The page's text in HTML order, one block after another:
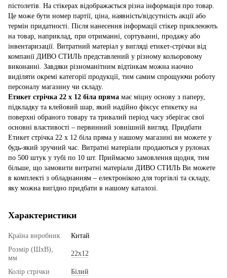
пістолетів. На стікерах відображається різна інформація про товар.
Це може бути номер партії, ціна, наявність/відсутність акції або
термін придатності. Після нанесення інформації стікер приклеюють
на товар, наприклад, при отриманні, сортуванні, продажу або
інвентаризації. Витратний матеріал у вигляді етикет-стрічки від
компанії ДИВО СТИЛЬ представлений у різному кольоровому
виконанні. Завдяки різноманітним відтінкам можна наочно
виділяти окремі категорії продукції, тим самим спрощуючи роботу
персоналу магазину чи складу.
Етикет стрічка 22 х 12 біла пряма має міцну основу з паперу,
підкладку та клейовий шар, який надійно фіксує етикетку на
поверхні обраного товару та тривалий період часу зберігає свої
основні властивості – первинний зовнішній вигляд. Придбати
Етикет стрічка 22 х 12 біла пряма у нашому магазині ви можете у
будь-який зручний час. Витратні матеріали продаються у рулонах
по 500 штук у тубі по 10 шт. Приймаємо замовлення щодня, тим
більше, що замовити витратні матеріали ДИВО СТИЛЬ Ви можете
в комплекті з обладнанням – електронікою для торгівлі та складу,
яку можна вигідно придбати в нашому каталозі.
Характеристики
Країна виробник
Китай
Розмір (ШхВ),
мм
22х12
Колір стрічки
Білий